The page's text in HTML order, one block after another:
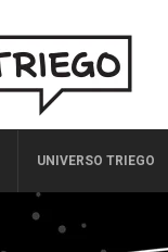
UNIVERSO TRIEGO